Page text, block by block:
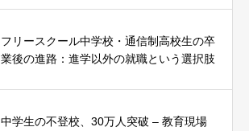
フリースクール中学校・通信制高校生の卒
業後の進路：進学以外の就職という選択肢
中学生の不登校、30万人突破 – 教育現場